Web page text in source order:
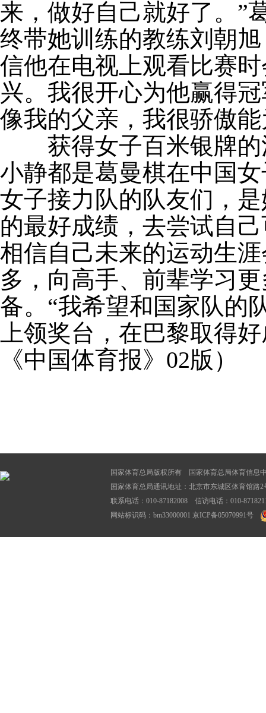
来，做好自己就好了。”
终带她训练的教练刘朝
信他在电视上观看比赛
兴。我很开心为他赢得
像我的父亲，我很骄傲
获得女子百米银牌的
小静都是葛曼棋在中国
女子接力队的队友们，
的最好成绩，去尝试自
相信自己未来的运动生
多，向高手、前辈学习
备。“我希望和国家队的
上领奖台，在巴黎取得
《中国体育报》02版）
国家体育总局版权所有 国家体育总局体育信息
国家体育总局通讯地址：北京市东城区体育馆
联系电话：010-87182008 信访电话：010-
网站标识码：bm33000001 京ICP备05070991号